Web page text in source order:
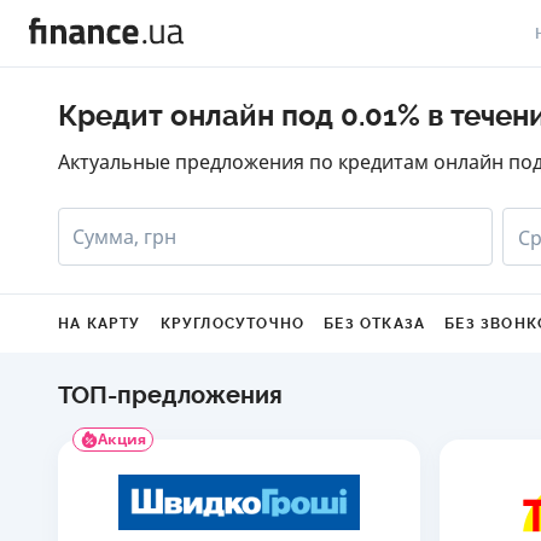
Кредит онлайн под 0.01% в
Актуальные предложения по кредитам онлайн
Сумма, грн
НА КАРТУ КРУГЛОСУТОЧНО БЕЗ ОТКАЗА БЕЗ
ТОП-предложения
Акция